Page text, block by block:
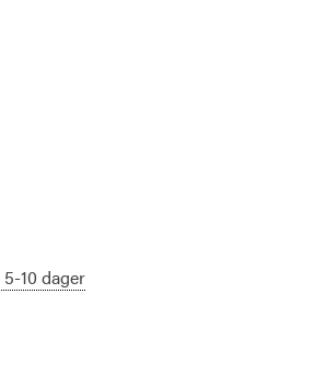
5-10 dager